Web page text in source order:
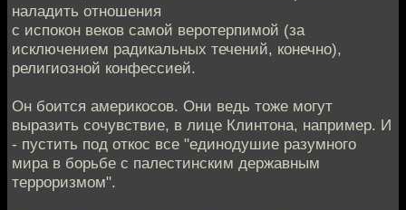
наладить отношения
с испокон веков самой веротерпимой (за
исключением радикальных течений, конечно),
религиозной конфессией.
Он боится америкосов. Они ведь тоже могут
выразить сочувствие, в лице Клинтона, например. И
- пустить под откос все "единодушие разумного
мира в борьбе с палестинским державным
терроризмом".